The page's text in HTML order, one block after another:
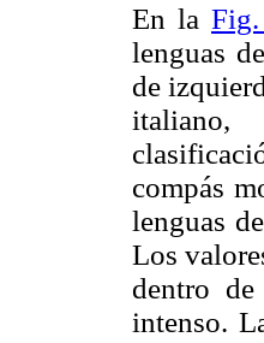
En la Fig.
lenguas
de
italiano,
compás
lenguas
Los
dentro
intenso.